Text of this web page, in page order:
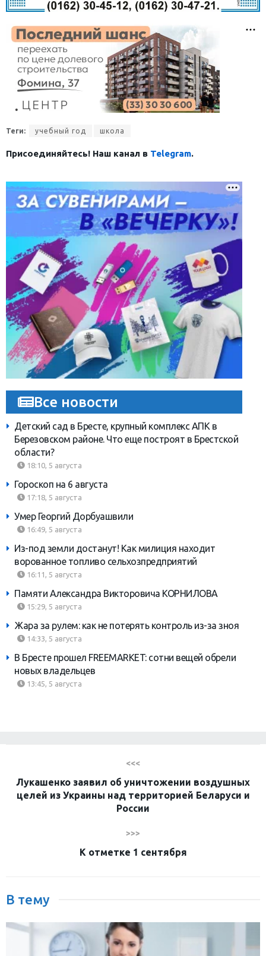
Теги: учебный год школа
Присоединяйтесь! Наш канал в Telegram.
Все новости
Детский сад в Бресте, крупный комплекс АПК в
Березовском районе. Что еще построят в Брестской
области?
18:10, 5 августа
Гороскоп на 6 августа
17:18, 5 августа
Умер Георгий Дорбуашвили
16:49, 5 августа
Из-под земли достанут! Как милиция находит
ворованное топливо сельхозпредприятий
16:11, 5 августа
Памяти Александра Викторовича КОРНИЛОВА
15:29, 5 августа
Жара за рулем: как не потерять контроль из-за зноя
14:33, 5 августа
В Бресте прошел FREEMARKET: сотни вещей обрели
новых владельцев
13:45, 5 августа
<<<
Лукашенко заявил об уничтожении воздушных
целей из Украины над территорией Беларуси и
России
>>>
К отметке 1 сентября
В тему